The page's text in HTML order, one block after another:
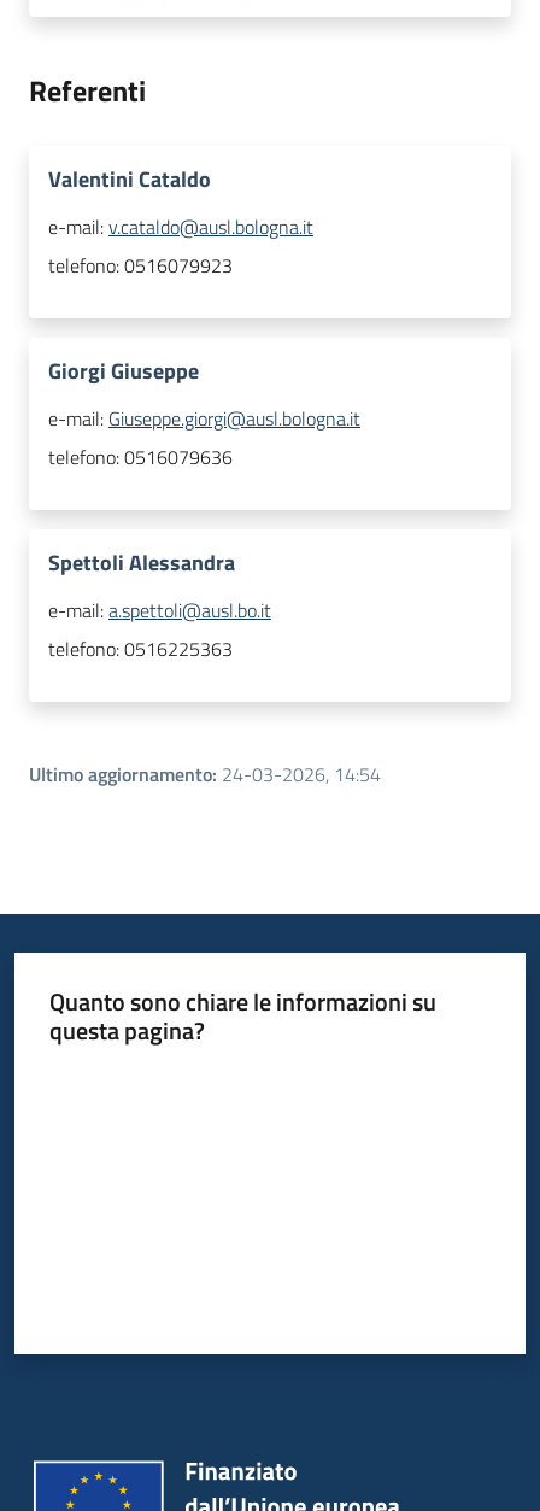
Referenti
Valentini Cataldo
e-mail:v.cataldo@ausl.bologna.it
telefono:0516079923
Giorgi Giuseppe
e-mail: Giuseppe.giorgi@ausl.bologna.it
telefono:0516079636
Spettoli Alessandra
e-mail:a.spettoli@ausl.bo.it
telefono:0516225363
Ultimo aggiornamento: 24-03-2026, 14:54
Quanto sono chiare le informazioni su
questa pagina?